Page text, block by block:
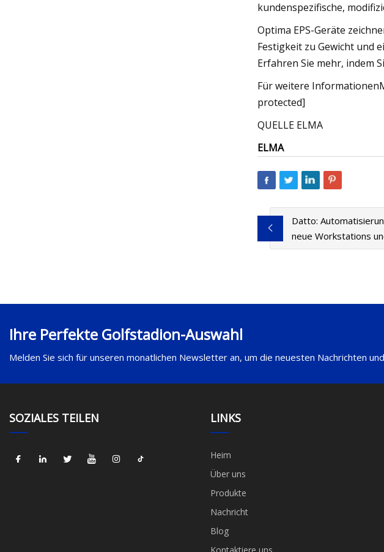
kundenspezifische,
Optima EPS-Geräte
Festigkeit zu Gewicht und
Erfahren Sie mehr, indem
Für weitere
protected]
QUELLE ELMA
ELMA
Datto:
neue Workstations
Ihre Perfekte Golfstadion-Auswahl
Melden Sie sich für unseren monatlichen Newsletter an, um die neuesten Nachrichten
SOZIALES TEILEN LINKS
Heim
Über uns
Produkte
Nachricht
Blog
Kontaktiere uns